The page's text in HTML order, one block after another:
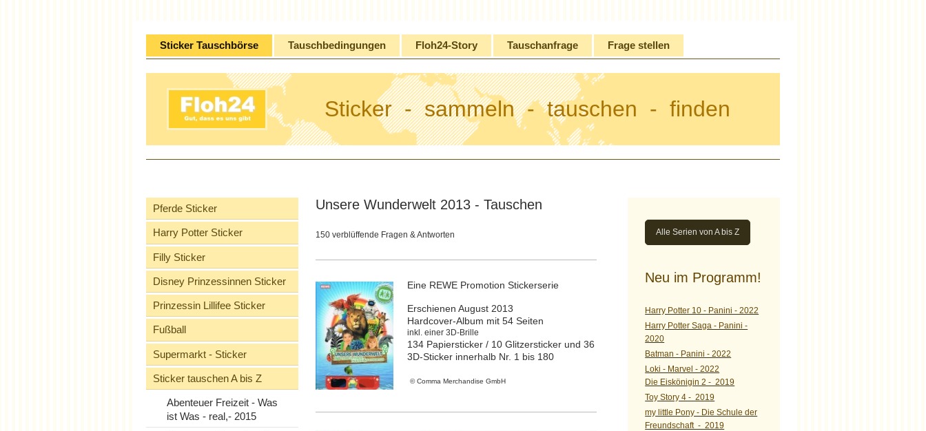
Sticker Tauschbörse Tauschbedingungen Floh24-Story Tauschanfrage Frage stellen
Sticker - sammeln - tauschen - finden
Pferde Sticker
Harry Potter Sticker
Filly Sticker
Disney Prinzessinnen Sticker
Prinzessin Lillifee Sticker
Fußball
Supermarkt - Sticker
Sticker tauschen A bis Z
Abenteuer Freizeit - Was
ist Was - real,- 2015
Unsere Wunderwelt 2013 - Tauschen
150 verblüffende Fragen & Antworten
Eine REWE Promotion Stickerserie
Erschienen August 2013
Hardcover-Album mit 54 Seiten
inkl. einer 3D-Brille
134 Papiersticker / 10 Glitzersticker und 36
3D-Sticker innerhalb Nr. 1 bis 180
©Comma Merchandise GmbH
Alle Serien von A bis Z
Neu im Programm!
Harry Potter 10 - Panini - 2022
Harry Potter Saga - Panini -
2020
Batman - Panini - 2022
Loki - Marvel - 2022
Die Eiskönigin 2 - 2019
Toy Story 4 - 2019
my little Pony - Die Schule der
Freundschaft - 2019